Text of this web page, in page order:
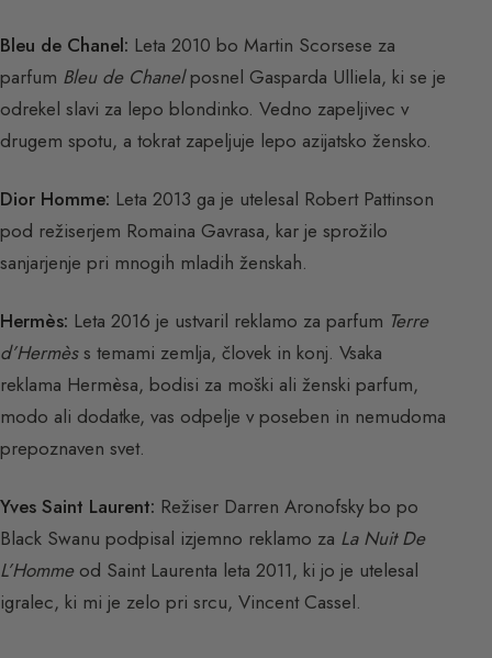
Bleu de Chanel: Leta 2010 bo Martin Scorsese za
parfum Bleu de Chanelposnel Gasparda Ulliela, ki se je
odrekel slavi za lepo blondinko. Vedno zapeljivec v
drugem spotu, a tokrat zapeljuje lepo azijatsko žensko.
Dior Homme: Leta 2013 ga je utelesal Robert Pattinson
pod režiserjem Romaina Gavrasa, kar je sprožilo
sanjarjenje pri mnogih mladih ženskah.
Hermès: Leta 2016 je ustvaril reklamo za parfum Terre
d’Hermèss temami zemlja, človek in konj. Vsaka
reklama Hermèsa, bodisi za moški ali ženski parfum,
modo ali dodatke, vas odpelje v poseben in nemudoma
prepoznaven svet.
Yves Saint Laurent: Režiser Darren Aronofsky bo po
Black Swanu podpisal izjemno reklamo za La Nuit De
L’Hommeod Saint Laurenta leta 2011, ki jo je utelesal
igralec, ki mi je zelo pri srcu, Vincent Cassel.